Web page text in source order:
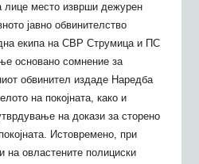
лице место изврши дежурен
јавно обвинителство
екипа на СВР Струмица и ПС
основано сомнение за
обвинител издаде Наредба
на покојната, како и
на докази за сторено
Истовремено, при
на овластените полициски